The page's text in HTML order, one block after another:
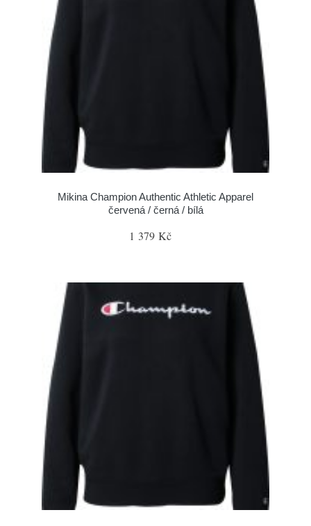
Mikina Champion Authentic Athletic Apparel
červená / černá / bílá
1 379 Kč